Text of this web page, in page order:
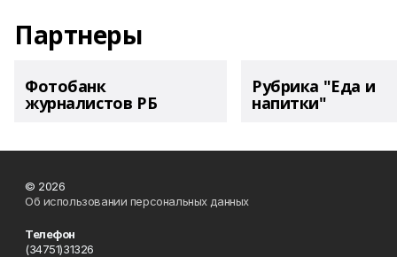
Партнеры
Фотобанк
журналистов РБ
Рубрика "Еда и
напитки"
© 2026
Об использовании персональных данных
Телефон
(34751)31326